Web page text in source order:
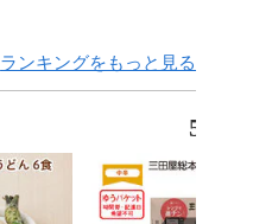
ランキングをもっと見る
5